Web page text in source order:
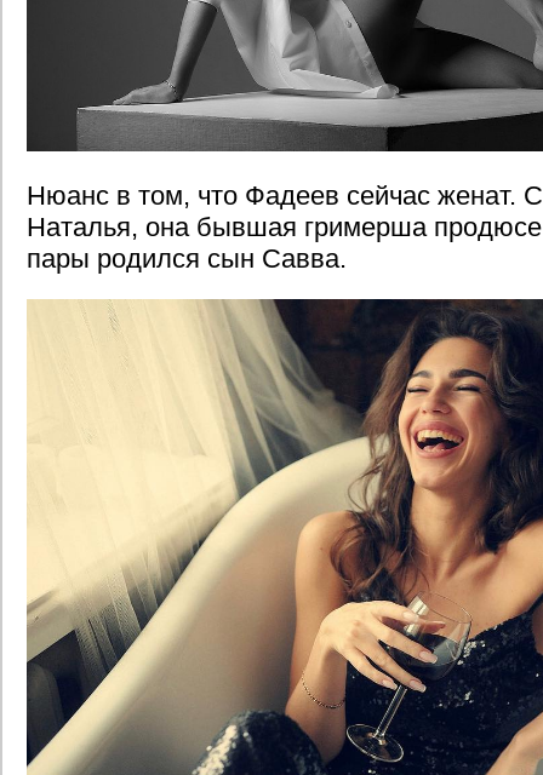
Нюанс в том, что Фадеев сейчас женат.
Наталья, она бывшая гримерша
пары родился сын Савва.